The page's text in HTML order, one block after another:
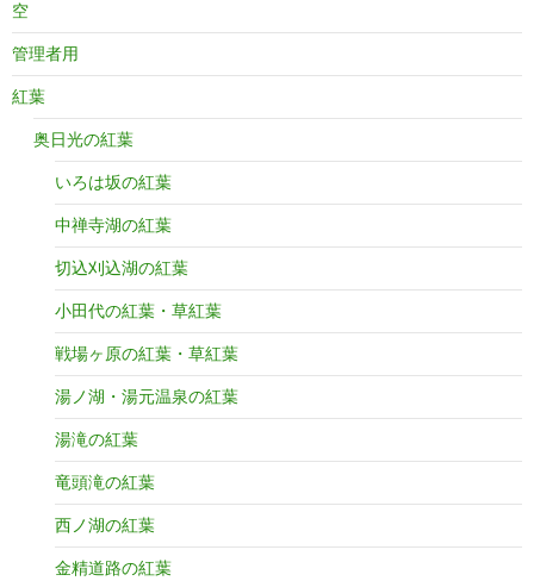
空
管理者用
紅葉
奥日光の紅葉
いろは坂の紅葉
中禅寺湖の紅葉
切込刈込湖の紅葉
小田代の紅葉・草紅葉
戦場ヶ原の紅葉・草紅葉
湯ノ湖・湯元温泉の紅葉
湯滝の紅葉
竜頭滝の紅葉
西ノ湖の紅葉
金精道路の紅葉